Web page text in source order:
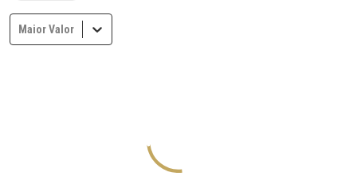
Maior Valor